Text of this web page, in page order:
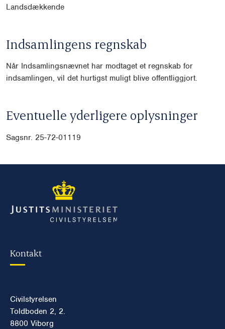
Landsdækkende
Indsamlingens regnskab
Når Indsamlingsnævnet har modtaget et regnskab for
indsamlingen, vil det hurtigst muligt blive offentliggjort.
Eventuelle yderligere oplysninger
Sagsnr. 25-72-01119
Kontakt
Civilstyrelsen
Toldboden 2, 2.
8800 Viborg